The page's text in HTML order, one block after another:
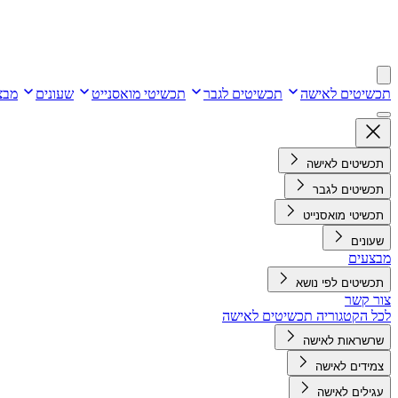
תכשיטים לאישה תכשיטים לגבר תכשיטי מואסנייט שעונים
תכשיטים לאישה
תכשיטים לגבר
תכשיטי מואסנייט
שעונים
מבצעים
תכשיטים לפי נושא
צור קשר
לכל הקטגוריה תכשיטים לאישה
שרשראות לאישה
צמידים לאישה
עגילים לאישה